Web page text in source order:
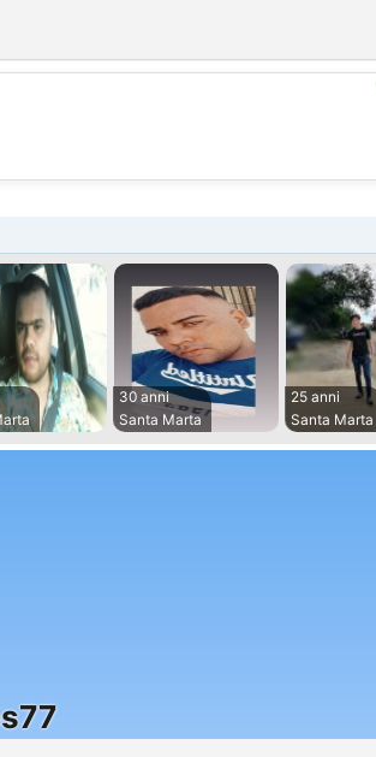
💕
30 anni
Santa Marta
25 anni
Santa Marta